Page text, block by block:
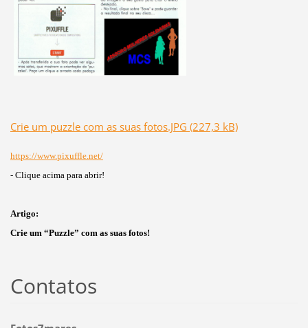
Crie um puzzle com as suas fotos.JPG (227,3 kB)
https://www.pixuffle.net/
- Clique acima para abrir!
Artigo:
Crie um “Puzzle” com as suas fotos!
Contatos